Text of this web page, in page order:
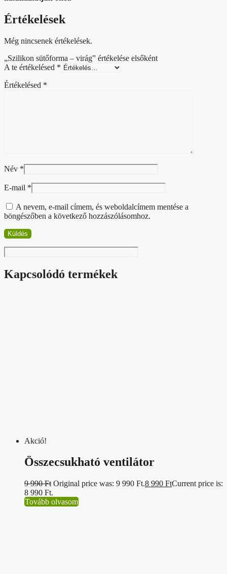
Értékelések
Még nincsenek értékelések.
„Szilikon sütőforma – virág” értékelése elsőként
A te értékelésed *
Értékelésed *
Név *
E-mail *
A nevem, e-mail címem, és weboldalcímem mentése a
böngészőben a következő hozzászólásomhoz.
Kapcsolódó termékek
Akció!
Összecsukható ventilátor
9 990Ft Original price was: 9 990 Ft.8 990 FtCurrent price is:
8 990 Ft.
Tovább olvasom